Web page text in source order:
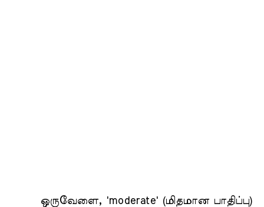
ஒருவேளை, 'moderate' (மிதமான பாதிப்பு)